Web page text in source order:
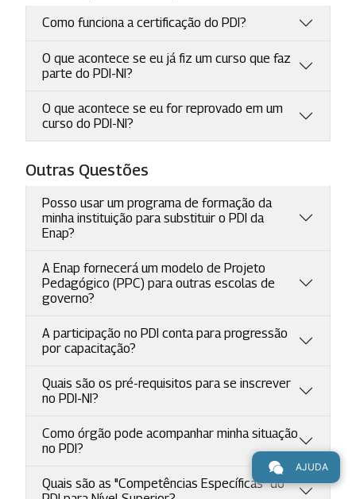
Como funciona a certificação do PDI?
O que acontece se eu já fiz um curso que faz
parte do PDI-NI?
O que acontece se eu for reprovado em um
curso do PDI-NI?
Outras Questões
Posso usar um programa de formação da
minha instituição para substituir o PDI da
Enap?
A Enap fornecerá um modelo de Projeto
Pedagógico (PPC) para outras escolas de
governo?
A participação no PDI conta para progressão
por capacitação?
Quais são os pré-requisitos para se inscrever
no PDI-NI?
Como órgão pode acompanhar minha situação
no PDI?
Quais são as "Competências Específicas" do
AJUDA